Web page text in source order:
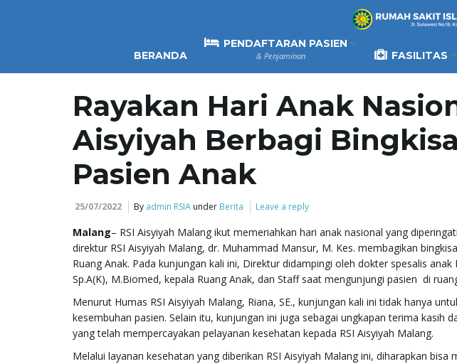
BERANDA
PENDAFTARAN PASIEN
& Penjaminan FASILITAS
Rayakan Hari Anak
Aisyiyah Berbagi
Pasien Anak
25/07/2022 By admin RSIA under Berita Leave a reply
Malang– RSI Aisyiyah Malang ikut memeriahkan hari anak nasional yang
direktur RSI Aisyiyah Malang, dr. Muhammad Mansur, M. Kes. membagikan
Ruang Anak. Pada kunjungan kali ini, Direktur didampingi oleh dokter spesalis
Sp.A(K), M.Biomed, kepala Ruang Anak, dan Staff saat mengunjungi pasien di
Menurut Humas RSI Aisyiyah Malang, Riana, SE., kunjungan kali ini tidak hanya
kesembuhan pasien. Selain itu, kunjungan ini juga sebagai ungkapan terima kasih
yang telah mempercayakan pelayanan kesehatan kepada RSI Aisyiyah Malang.
Melalui layanan kesehatan yang diberikan RSI Aisyiyah Malang ini, diharapkan